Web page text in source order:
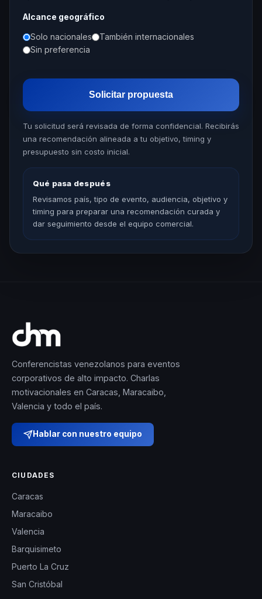
Alcance geográfico
Solo nacionales
También internacionales
Sin preferencia
Solicitar propuesta
Tu solicitud será revisada de forma confidencial. Recibirás
una recomendación alineada a tu objetivo, timing y
presupuesto sin costo inicial.
Qué pasa después
Revisamos país, tipo de evento, audiencia, objetivo y
timing para preparar una recomendación curada y
dar seguimiento desde el equipo comercial.
Conferencistas venezolanos para eventos
corporativos de alto impacto. Charlas
motivacionales en Caracas, Maracaibo,
Valencia y todo el país.
Hablar con nuestro equipo
CIUDADES
Caracas
Maracaibo
Valencia
Barquisimeto
Puerto La Cruz
San Cristóbal